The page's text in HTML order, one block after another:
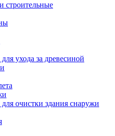
строительные
ухода за древесиной
для очистки здания снаружи